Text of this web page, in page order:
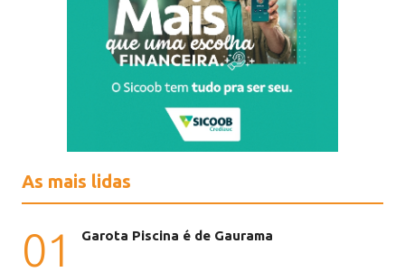
As mais lidas
01 Garota Piscina é de Gaurama